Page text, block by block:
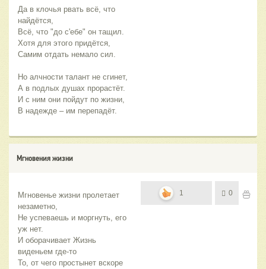
Да в клочья рвать всё, что
найдётся,
Всё, что "до с'ебе" он тащил.
Хотя для этого придётся,
Самим отдать немало сил.
Но алчности талант не сгинет,
А в подлых душах прорастёт.
И с ним они пойдут по жизни,
В надежде – им перепадёт.
Мгновения жизни
Мгновенье жизни пролетает
незаметно,
Не успеваешь и моргнуть, его
уж нет.
И оборачивает Жизнь
виденьем где-то
То, от чего простынет вскоре
1 0